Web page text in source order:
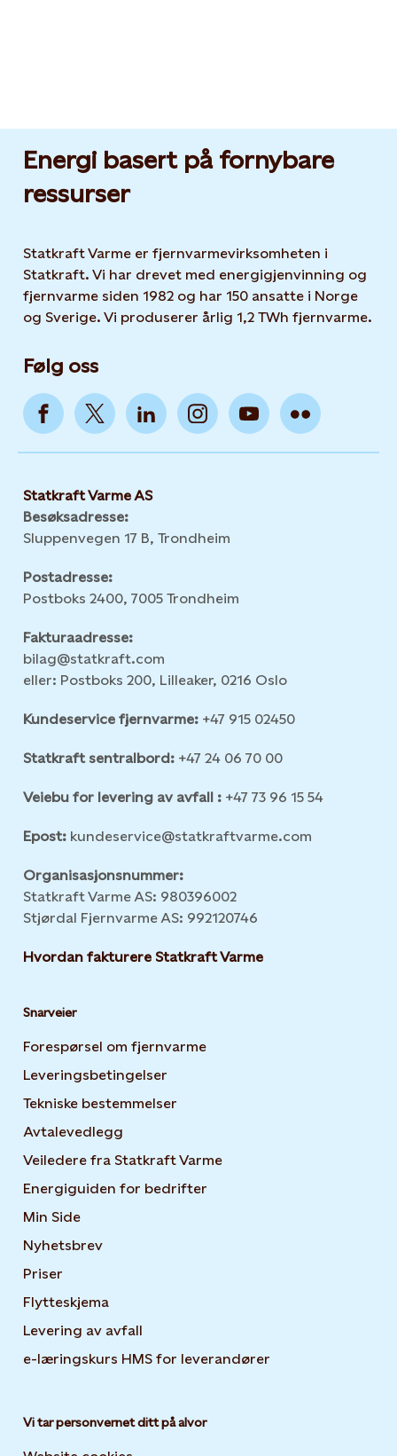
Energi basert på fornybare
ressurser
Statkraft Varme er fjernvarmevirksomheten i
Statkraft. Vi har drevet med energigjenvinning og
fjernvarme siden 1982 og har 150 ansatte i Norge
og Sverige. Vi produserer årlig 1,2 TWh fjernvarme.
Følg oss
Statkraft Varme AS
Besøksadresse:
Sluppenvegen 17 B, Trondheim
Postadresse:
Postboks 2400, 7005 Trondheim
Fakturaadresse:
bilag@statkraft.com
eller: Postboks 200, Lilleaker, 0216 Oslo
Kundeservice fjernvarme: +47 915 02450
Statkraft sentralbord: +47 24 06 70 00
Veiebu for levering av avfall : +47 73 96 15 54
Epost: kundeservice@statkraftvarme.com
Organisasjonsnummer:
Statkraft Varme AS: 980396002
Stjørdal Fjernvarme AS: 992120746
Hvordan fakturere Statkraft Varme
Snarveier
Forespørsel om fjernvarme
Leveringsbetingelser
Tekniske bestemmelser
Avtalevedlegg
Veiledere fra Statkraft Varme
Energiguiden for bedrifter
Min Side
Nyhetsbrev
Priser
Flytteskjema
Levering av avfall
e-læringskurs HMS for leverandører
Vi tar personvernet ditt på alvor